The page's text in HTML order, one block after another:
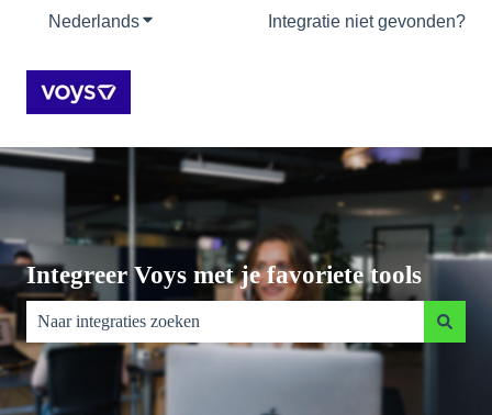
NederlandsSubmenu tonen voor vertalingen
Integratie niet gevonden?
Integreer Voys met je favoriete tools
Er zijn geen suggesties want het zoekveld is leeg.